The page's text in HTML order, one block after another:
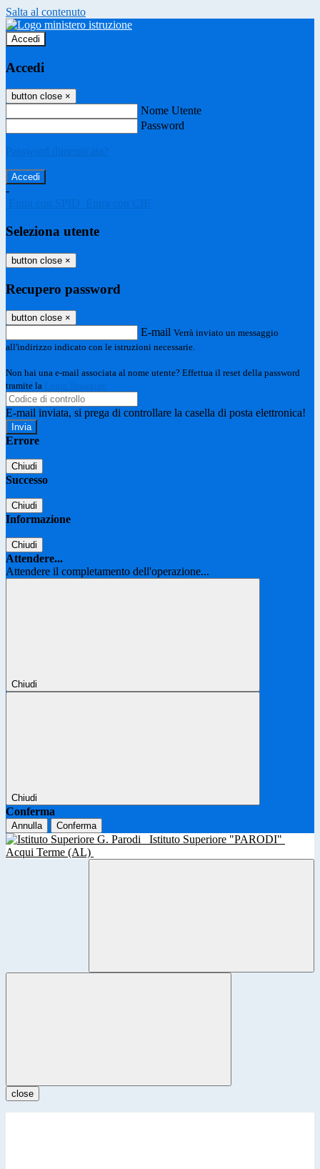
Salta al contenuto
Accedi
Accedi
button close ×
Nome Utente
Password
Password dimenticata?
-
Entra con SPID
Entra con CIE
Seleziona utente
button close ×
Recupero password
button close ×
E-mail Verrà inviato un messaggio
all'indirizzo indicato con le istruzioni necessarie.
Non hai una e-mail associata al nome utente? Effettua il reset della password
tramite la
Login Spaggiari
E-mail inviata, si prega di controllare la casella di posta elettronica!
Errore
Chiudi
Successo
Chiudi
Informazione
Chiudi
Attendere...
Attendere il completamento dell'operazione...
Chiudi
Chiudi
Conferma
Annulla Conferma
Istituto Superiore "PARODI"
Acqui Terme (AL)
close